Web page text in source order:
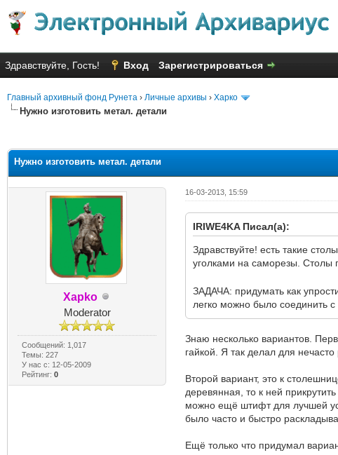
Здравствуйте, Гость! Вход Зарегистрироваться
Главный архивный фонд Рунета › Личные архивы › Харко
Нужно изготовить метал. детали
Нужно изготовить метал. детали
Xapko
Moderator
Сообщений: 1,017
Темы: 227
У нас с: 12-05-2009
Рейтинг:0
16-03-2013, 15:59
IRIWE4KA Писал(а):
Здравствуйте! есть такие
уголками на саморезы. Столы
ЗАДАЧА: придумать как
легко можно было соединить с
Знаю несколько вариантов.
гайкой. Я так делал для
Второй вариант, это к
деревянная, то к ней
можно ещё штифт для лучшей
было часто и быстро
Ещё только что придумал